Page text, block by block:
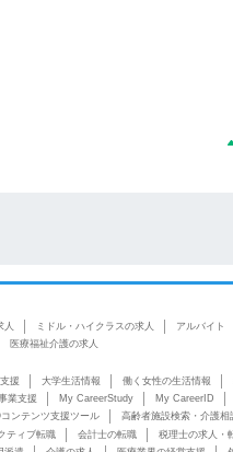
人 ミドル・ハイクラスの求人 アルバイト
医療福祉介護の求人
援 大学生活情報 働く女性の生活情報
業支援 My CareerStudy
My CareerID
ンテンツ支援ツール
高齢者施設検索・介護相
ティブ転職 会計士の転職 税理士の求人・